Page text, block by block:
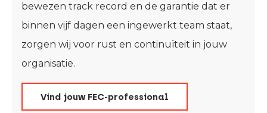
bewezen track record en de garantie dat er
binnen vijf dagen een ingewerkt team staat,
zorgen wij voor rust en continuïteit in jouw
organisatie.
Vind jouw FEC-professional